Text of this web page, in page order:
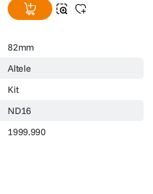
82mm
Altele
Kit
ND16
1999.990